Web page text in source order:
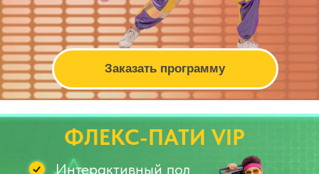
Заказать программу
НЕОНОВЫЙ ДВИЖ
Буйство красок и света
Гигантская ракета из прошлого
Доска посланий
Прохождение туннеля